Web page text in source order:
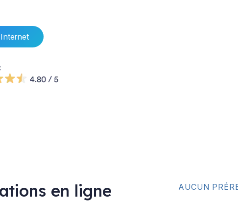
en ligne
AUCUN